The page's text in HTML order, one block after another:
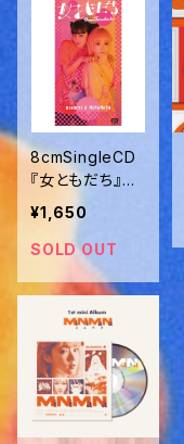
8cmSingleCD
『女ともだち』Ma
NaMaNa&usab
eni
¥1,650
SOLD OUT